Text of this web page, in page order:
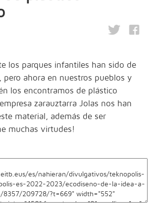
los parques infantiles han sido de
pero ahora en nuestros pueblos y
los encontramos de plástico
zarauztarra Jolas nos han
material, además de ser
muchas virtudes!